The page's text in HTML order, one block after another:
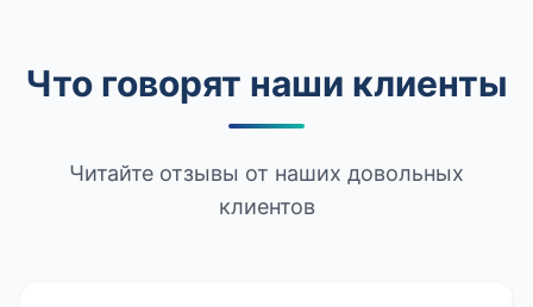
Что говорят наши клиенты
Читайте отзывы от наших довольных
клиентов